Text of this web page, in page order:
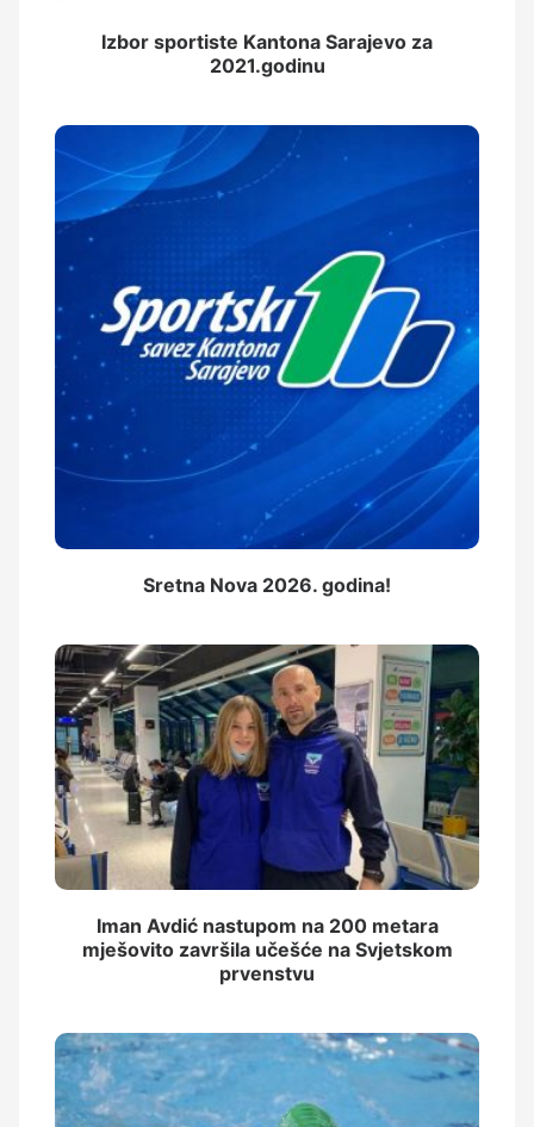
Izbor sportiste Kantona Sarajevo za
2021.godinu
Sretna Nova 2026. godina!
Iman Avdić nastupom na 200 metara
mješovito završila učešće na Svjetskom
prvenstvu